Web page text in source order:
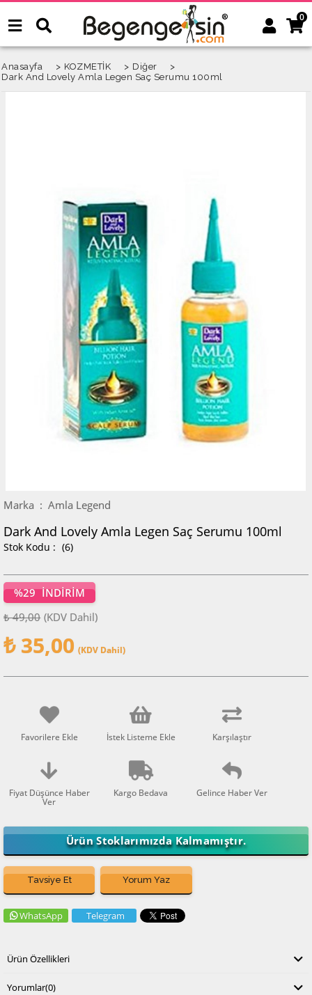
0
Anasayfa > KOZMETİK > Diğer
>
Dark And Lovely Amla Legen Saç Serumu 100ml
Marka : Amla Legend
Dark And Lovely Amla Legen Saç Serumu 100ml
(6)
%29 İNDIRIM
₺ 49,00 (KDV Dahil)
₺ 35,00 (KDV Dahil)
Favorilere Ekle İstek Listeme Ekle Karşılaştır
Fiyat Düşünce Haber
Ver
Kargo Bedava Gelince Haber Ver
Ürün Stoklarımızda Kalmamıştır.
Tavsiye Et Yorum Yaz
WhatsApp Telegram
Ürün Özellikleri
Yorumlar(0)